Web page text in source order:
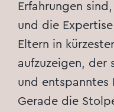
Erfahrungen
und die
Eltern in
aufzuzeigen, der
und entspanntes
Gerade die